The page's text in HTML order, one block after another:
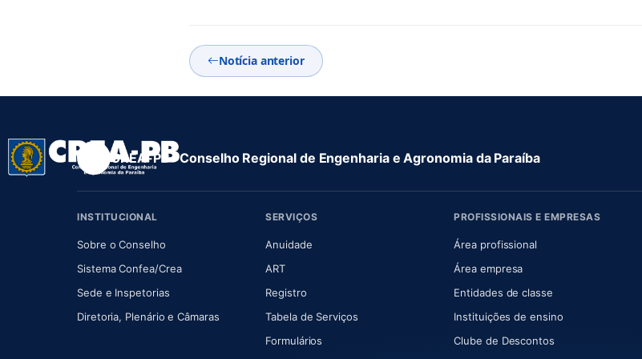
Notícia anterior
CREA-PB · Conselho Regional de Engenharia e Agronomia da Paraíba
INSTITUCIONAL
Sobre o Conselho(abre em nova aba)
Sistema Confea/Crea(abre em nova aba)
Sede e Inspetorias
Diretoria, Plenário e Câmaras(abre em nova aba)
SERVIÇOS
Anuidade(abre em nova aba)
ART(abre em nova aba)
Registro
Tabela de Serviços
Formulários
PROFISSIONAIS E EMPRESAS
Área profissional
Área empresa
Entidades de classe
Instituições de ensino
Clube de Descontos